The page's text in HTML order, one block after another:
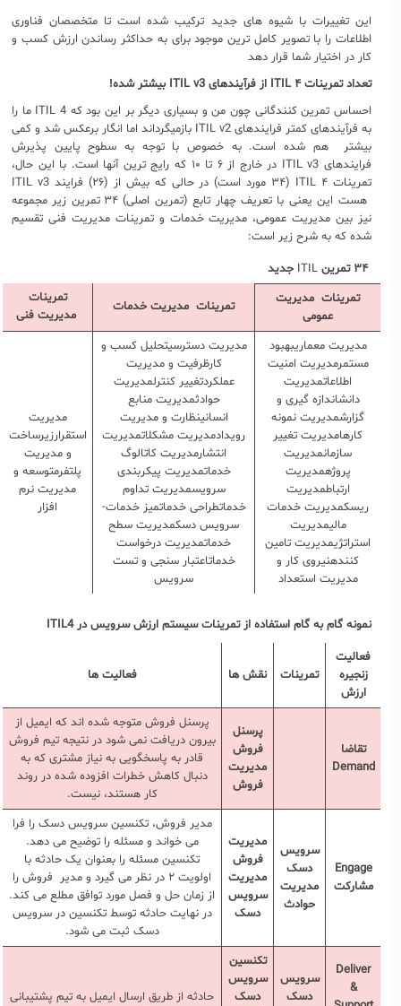
این تغییرات با شیوه های جدید ترکیب شده است تا متخصصان فناوری
اطلاعات را با تصویر کامل ترین موجود برای به حداکثر رساندن ارزش کسب و
کار در اختیار شما قرار دهد
تعداد تمریناتITIL ۴ از فرآیندهای ITIL v3 بیشتر شده!
احساس تمرین کنندگانی چون من و بسیاری دیگر بر این بود که ITIL 4 ما را
به فرآیندهای کمتر فرایندهای ITIL v2 بازمیگرداند اما انگار برعکس شد و کمی
بیشتر هم شده است. به خصوص با توجه به سطوح پایین پذیرش
فرایندهای ITIL v3 در خارج از ۶ تا ۱۰ که رایج ترین آنها است. با این حال،
تمرینات ITIL ۴ (۳۴ مورد است) در حالی که بیش از (۲۶) فرایند ITIL v3
هست این یعنی با تعریف چهار تابع (تمرین اصلی) ۳۴ تمرین زیر مجموعه
نیز بین مدیریت عمومی، مدیریت خدمات و تمرینات مدیریت فنی تقسیم
شده که به شرح زیر است:
۳۴ تمرین
ITIL جدید
تمرینات مدیریت
عمومی
تمرینات مدیریت خدمات
تمرینات
مدیریت فنی
مدیریت معماریبهبود
مستمرمدیریت امنیت
اطلاعاتمدیریت
دانشاندازه گیری و
گزارشمدیریت نمونه
کارهامدیریت تغییر
سازمانمدیریت
پروژهمدیریت
ارتباطمدیریت
ریسکمدیریت خدمات
مالیمدیریت
استراتژیمدیریت تامین
کنندهنیروی کار و
مدیریت استعداد
مدیریت دسترسیتحلیل کسب و
کارظرفیت و مدیریت
عملکردتغییر کنترلمدیریت
حوادثمدیریت منابع
انسانینظارت و مدیریت
رویدادمدیریت مشکلاتمدیریت
انتشارمدیریت کاتالوگ
خدماتمدیریت پیکربندی
سرویسمدیریت تداوم
خدماتطراحی خدماتمیز خدمات-
سرویس دسکمدیریت سطح
خدماتمدیریت درخواست
خدماتاعتبار سنجی و تست
سرویس
مدیریت
استقرارزیرساخت
و مدیریت
پلتفرمتوسعه و
مدیریت نرم
افزار
نمونه گام به گام استفاده از تمرینات سیستم ارزش سرویس درITIL4
فعالیت
زنجیره
ارزش
تمرینات نقش ها فعالیت ها
تقاضا
Demand
پرسنل
فروش
مدیریت
فروش
پرسنل فروش متوجه شده اند که ایمیل از
بیرون دریافت نمی شود در نتیجه تیم فروش
قادر به پاسخگویی به نیاز مشتری که به
دنبال کاهش خطرات افزوده شده در روند
کار هستند، نیست.
Engage
مشارکت
سرویس
دسک
مدیریت
حوادث
مدیریت
فروش
مدیریت
سرویس
دسک
مدیر فروش، تکنسین سرویس دسک را فرا
می خواند و مسئله را توضیح می دهد.
تکنسین مسئله را بعنوان یک حادثه با
اولویت ۲ در نظر می گیرد و مدیر فروش را
از زمان حل و فصل مورد توافق مطلع می کند.
در نهایت حادثه توسط تکنسین در سرویس
دسک ثبت می شود.
Deliver
&
سرویس
دسک
تکنسین
سرویس
دسک
حادثه از طریق ارسال ایمیل به تیم پشتیبانی